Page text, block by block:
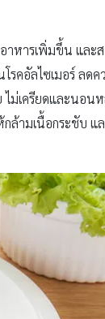
าหารเพิ่มขึ้น แ
คอัลไซเมอร์ ลดค
เครียดและนอ
กล้ามเนื้อกระชั